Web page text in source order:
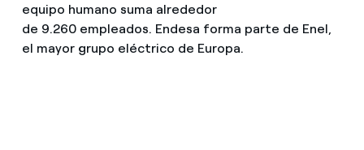
equipo humano suma alrededor
de 9.260 empleados. Endesa forma parte de Enel,
el mayor grupo eléctrico de Europa.